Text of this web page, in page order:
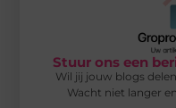
Stuur ons een
Wil jij jouw blogs
Wacht niet langer